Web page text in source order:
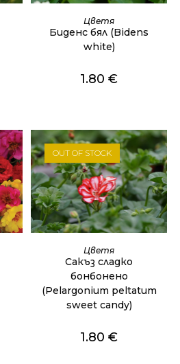
ОЩЕ
Цветя
Биденс бял (Bidens
white)
1.80€
OUT OF STOCK
ОЩЕ
Цветя
Сакъз сладко
бонбонено
(Pelargonium peltatum
sweet candy)
1.80€